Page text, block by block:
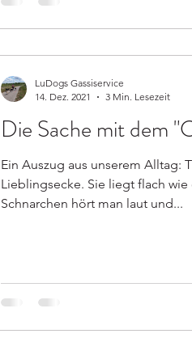
Die Sache mit dem
Ein Auszug aus unserem Alltag:
Lieblingsecke. Sie liegt flach
Schnarchen hört man laut und...
LuDogs Gassiservice
14. Dez. 2021
3 Min. Lesezeit